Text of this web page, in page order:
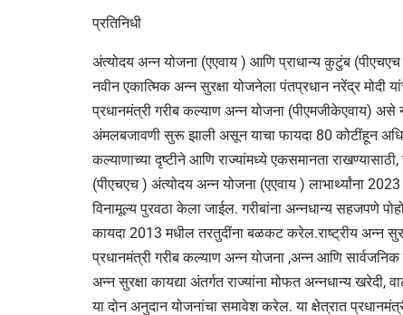
प्रतिनिधी
अंत्योदय अन्न योजना (एएवाय ) आणि प्राधान्य कुटुंब (पीएचएच
नवीन एकात्मिक अन्न सुरक्षा योजनेला पंतप्रधान नरेंद्र मोदी
प्रधानमंत्री गरीब कल्याण अन्न योजना (पीएमजीकेएवाय)
अंमलबजावणी सुरू झाली असून याचा फायदा 80 कोटींहून
कल्याणाच्या दृष्टीने आणि राज्यांमध्ये एकसमानता
(पीएचएच ) अंत्योदय अन्न योजना (एएवाय ) लाभार्थ्यांना
विनामूल्य पुरवठा केला जाईल. गरीबांना अन्नधान्य सहजपणे
कायदा 2013 मधील तरतुदींना बळकट करेल.राष्ट्रीय अन्न
प्रधानमंत्री गरीब कल्याण अन्न योजना ,अन्न आणि सार्वजनिक
अन्न सुरक्षा कायद्या अंतर्गत राज्यांना मोफत अन्नधान्य
या दोन अनुदान योजनांचा समावेश करेल. या क्षेत्रात